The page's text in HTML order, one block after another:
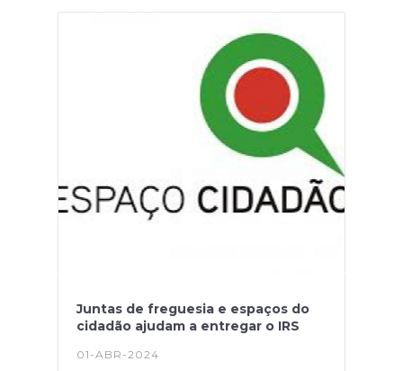
Juntas de freguesia e espaços do
cidadão ajudam a entregar o IRS
01-ABR-2024